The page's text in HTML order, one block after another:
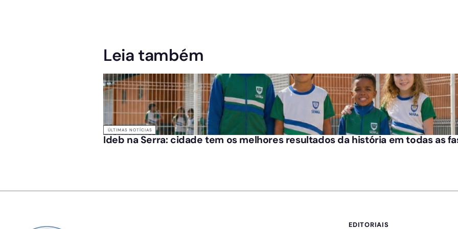
Leia também
ÚLTIMAS NOTÍCIAS
Ideb na Serra: cidade tem os melhores resultados da história em todas as
EDITORIAIS